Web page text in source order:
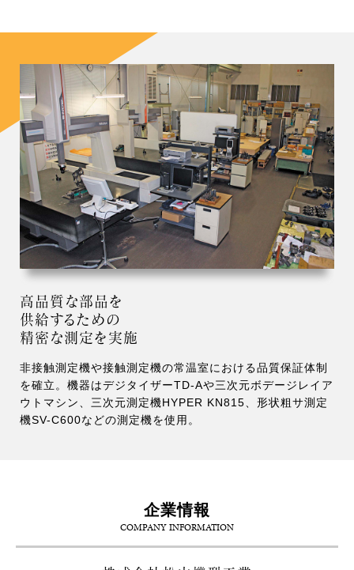
高品質な部品を
供給するための
精密な測定を実施
非接触測定機や接触測定機の常温室における品質保証体制
を確立。機器はデジタイザーTD-Aや三次元ボデージレイア
ウトマシン、三次元測定機HYPER KN815、形状粗サ測定
機SV-C600などの測定機を使用。
企業情報
COMPANY INFORMATION